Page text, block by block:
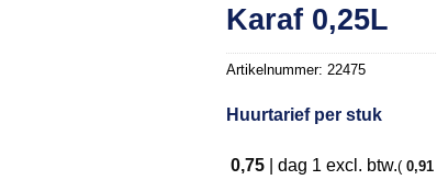
Karaf 0,25L
Artikelnummer:22475
Huurtarief per stuk
0,75 |dag 1 excl. btw.( 0,91